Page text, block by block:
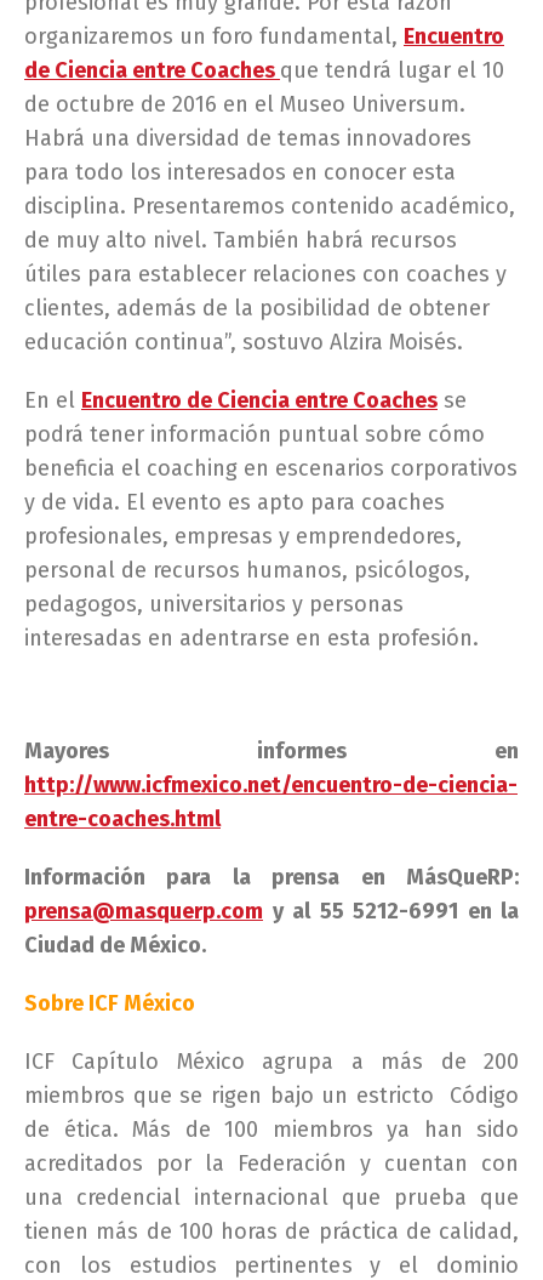
organizaremos un foro fundamental, Encuentro
de Ciencia entre Coaches que tendrá lugar el 10
de octubre de 2016 en el Museo Universum.
Habrá una diversidad de temas innovadores
para todo los interesados en conocer esta
disciplina. Presentaremos contenido académico,
de muy alto nivel. También habrá recursos
útiles para establecer relaciones con coaches y
clientes, además de la posibilidad de obtener
educación continua”, sostuvo Alzira Moisés.
En el Encuentro de Ciencia entre Coaches se
podrá tener información puntual sobre cómo
beneficia el coaching en escenarios corporativos
y de vida. El evento es apto para coaches
profesionales, empresas y emprendedores,
personal de recursos humanos, psicólogos,
pedagogos, universitarios y personas
interesadas en adentrarse en esta profesión.
Mayores informes en
http://www.icfmexico.net/encuentro-de-ciencia-
entre-coaches.html
Información para la prensa en MásQueRP:
prensa@masquerp.com y al 55 5212-6991 en la
Ciudad de México.
Sobre ICF México
ICF Capítulo México agrupa a más de 200
miembros que se rigen bajo un estricto Código
de ética. Más de 100 miembros ya han sido
acreditados por la Federación y cuentan con
una credencial internacional que prueba que
tienen más de 100 horas de práctica de calidad,
con los estudios pertinentes y el dominio